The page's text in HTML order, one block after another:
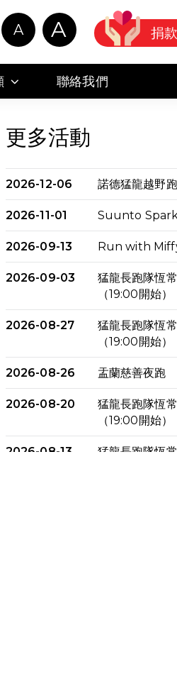
A A 捐
聯絡我們
更多活動
2026-12-06 諾德猛龍越野
2026-11-01 Suunto
2026-09-13 Run with
2026-09-03
猛龍長跑隊恆
（19:00開始）
2026-08-27
猛龍長跑隊恆
（19:00開始）
2026-08-26 盂蘭慈善夜跑
2026-08-20
猛龍長跑隊恆
（19:00開始）
2026-08-13
猛龍長跑隊恆